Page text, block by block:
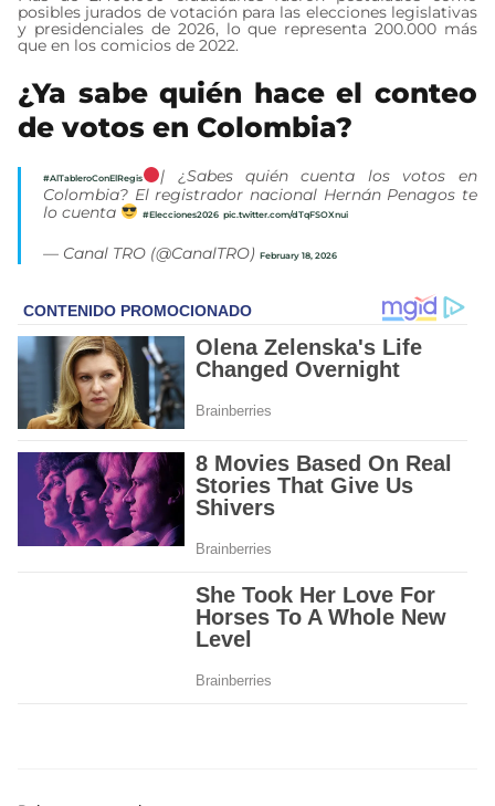
posibles jurados de votación para las elecciones legislativas
y presidenciales de 2026, lo que representa 200.000 más
que en los comicios de 2022.
¿Ya sabe quién hace el conteo
de votos en Colombia?
#AlTableroConElRegis
| ¿Sabes quién cuenta los votos en
Colombia? El registrador nacional Hernán Penagos te
lo cuenta
#Elecciones2026 pic.twitter.com/dTqFSOXnui
— Canal TRO (@CanalTRO)February 18, 2026